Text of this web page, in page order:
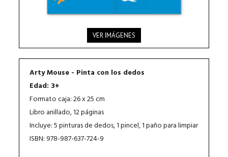
VER IMÁGENES
Arty Mouse - Pinta con los dedos
Edad: 3+
Formato caja: 26 x 25 cm
Libro anillado, 12 páginas
Incluye: 5 pinturas de dedos, 1 pincel, 1 paño para limpiar
ISBN: 978-987-637-724-9